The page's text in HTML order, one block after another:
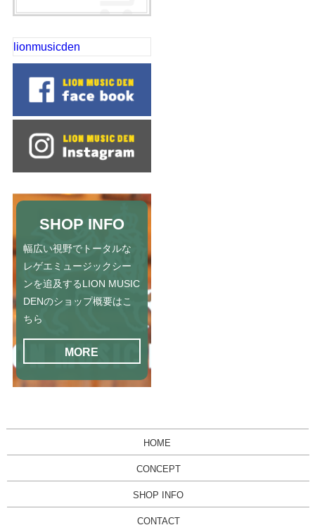
lionmusicden
SHOP INFO
幅広い視野でトータルな
レゲエミュージックシー
ンを追及するLION MUSIC
DENのショップ概要はこ
ちら
MORE
HOME
CONCEPT
SHOP INFO
CONTACT